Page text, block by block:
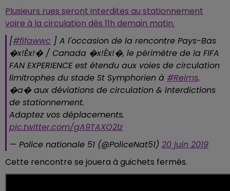
Plusieurs rues seront interdites au stationnement
voire à la circulation dès 11h demain matin.
[#fifawwc ] A l'occasion de la rencontre Pays-Bas
�x!Èx!� / Canada �x!Èx!�, le périmètre de la FIFA
FAN EXPERIENCE est étendu aux voies de circulation
limitrophes du stade St Symphorien à #Reims.
�a�️ aux déviations de circulation & interdictions
de stationnement.
Adaptez vos déplacements.
pic.twitter.com/gA9TAXO2lz
— Police nationale 51 (@PoliceNat51) 20 juin 2019
Cette rencontre se jouera à guichets fermés.